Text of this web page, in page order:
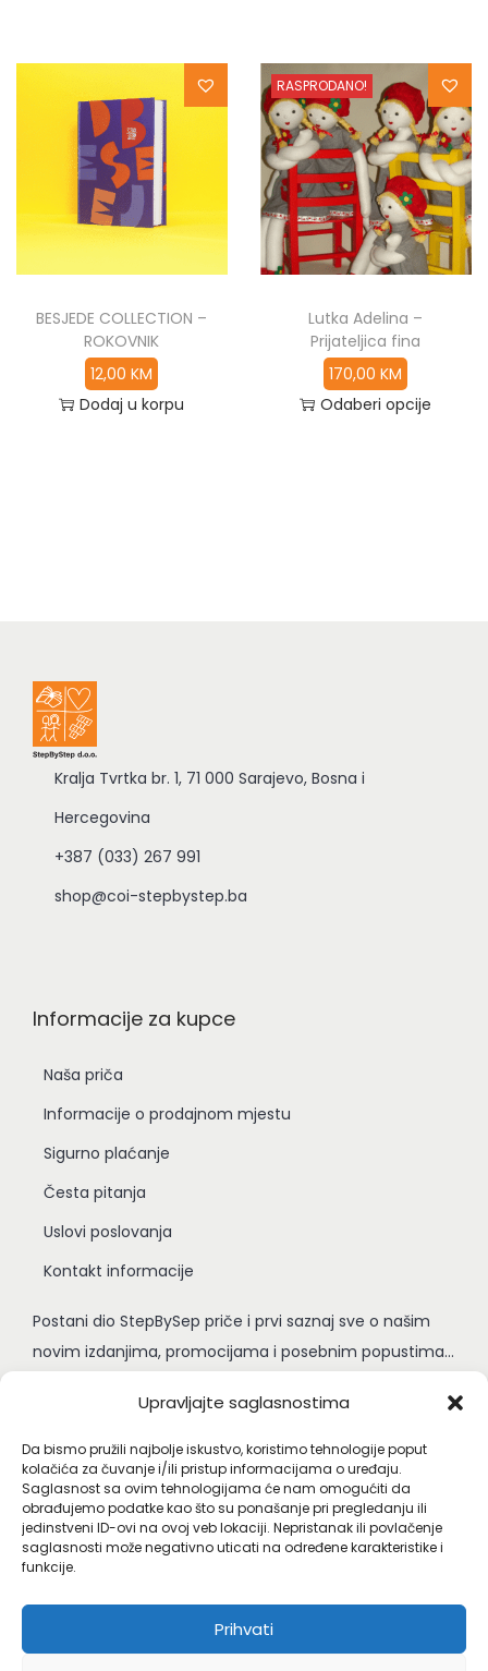
Upravljajte saglasnostima
Da bismo pružili najbolje iskustvo, koristimo tehnologije poput
kolačića za čuvanje i/ili pristup informacijama o uređaju.
Saglasnost sa ovim tehnologijama će nam omogućiti da
obrađujemo podatke kao što su ponašanje pri pregledanju ili
jedinstveni ID-ovi na ovoj veb lokaciji. Nepristanak ili povlačenje
saglasnosti može negativno uticati na određene karakteristike i
funkcije.
Prihvati
BESJEDE COLLECTION –
ROKOVNIK
12,00KM
Dodaj u korpu
RASPRODANO!
Lutka Adelina –
Prijateljica fina
170,00KM
Odaberi opcije
Kralja Tvrtka br. 1, 71 000 Sarajevo, Bosna i
Hercegovina
+387 (033) 267 991
shop@coi-stepbystep.ba
Informacije za kupce
Naša priča
Informacije o prodajnom mjestu
Sigurno plaćanje
Česta pitanja
Uslovi poslovanja
Kontakt informacije
Postani dio StepBySep priče i prvi saznaj sve o našim
novim izdanjima, promocijama i posebnim popustima...